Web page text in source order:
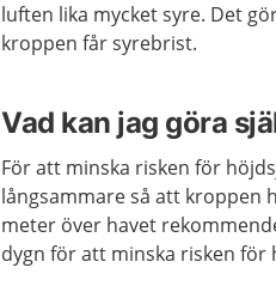
luften lika mycket syre. Det
kroppen får syrebrist.
Vad kan jag göra
För att minska risken för
långsammare så att kroppen
meter över havet
dygn för att minska risken för